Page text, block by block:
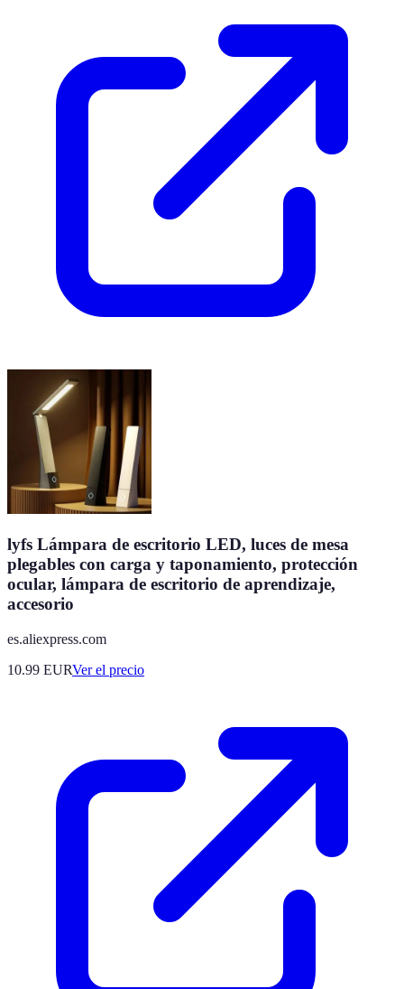
lyfs Lámpara de escritorio LED, luces de mesa
plegables con carga y taponamiento, protección
ocular, lámpara de escritorio de aprendizaje,
accesorio
es.aliexpress.com
10.99 EURVer el precio